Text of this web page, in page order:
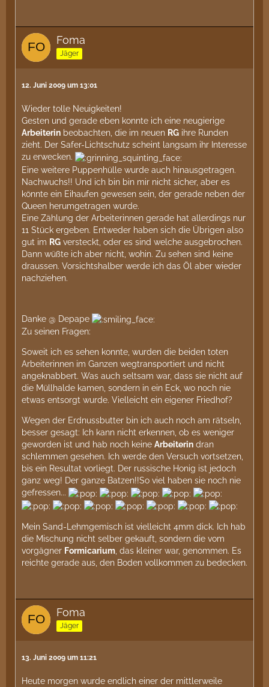
Foma
Jäger
12. Juni 2009 um 13:01
Wieder tolle Neuigkeiten!
Gesten und gerade eben konnte ich eine neugierige
Arbeiterin beobachten, die im neuen RG ihre Runden
zieht. Der Safer-Lichtschutz scheint langsam ihr Interesse
zu erwecken.
Eine weitere Puppenhülle wurde auch hinausgetragen.
Nachwuchs!! Und ich bin bin mir nicht sicher, aber es
könnte ein Eihaufen gewesen sein, der gerade neben der
Queen herumgetragen wurde.
Eine Zählung der Arbeiterinnen gerade hat allerdings nur
11 Stück ergeben. Entweder haben sich die Übrigen also
gut im RG versteckt, oder es sind welche ausgebrochen.
Dann wüßte ich aber nicht, wohin. Zu sehen sind keine
draussen. Vorsichtshalber werde ich das Öl aber wieder
nachziehen.
Danke @ Depape
Zu seinen Fragen:
Soweit ich es sehen konnte, wurden die beiden toten
Arbeiterinnen im Ganzen wegtransportiert und nicht
angeknabbert. Was auch seltsam war, dass sie nicht auf
die Müllhalde kamen, sondern in ein Eck, wo noch nie
etwas entsorgt wurde. Vielleicht ein eigener Friedhof?
Wegen der Erdnussbutter bin ich auch noch am rätseln,
besser gesagt: Ich kann nicht erkennen, ob es weniger
geworden ist und hab noch keine Arbeiterin dran
schlemmen gesehen. Ich werde den Versuch vortsetzen,
bis ein Resultat vorliegt. Der russische Honig ist jedoch
ganz weg! Der ganze Batzen!!So viel haben sie noch nie
gefressen...
Mein Sand-Lehmgemisch ist vielleicht 4mm dick. Ich hab
die Mischung nicht selber gekauft, sondern die vom
vorgägner Formicarium , das kleiner war, genommen. Es
reichte gerade aus, den Boden vollkommen zu bedecken.
Foma
Jäger
13. Juni 2009 um 11:21
Heute morgen wurde endlich einer der mittlerweile